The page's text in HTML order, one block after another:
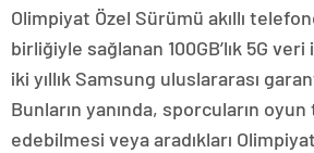
Olimpiyat Özel Sürümü akıllı
birliğiyle sağlanan 100GB’lık 5G
iki yıllık Samsung uluslararası
Bunların yanında, sporcuların
edebilmesi veya aradıkları